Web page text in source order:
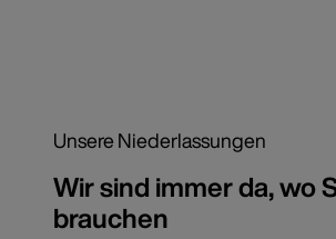
Unsere Niederlassungen
Wir sind immer da, wo
brauchen